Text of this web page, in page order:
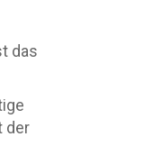
das
der